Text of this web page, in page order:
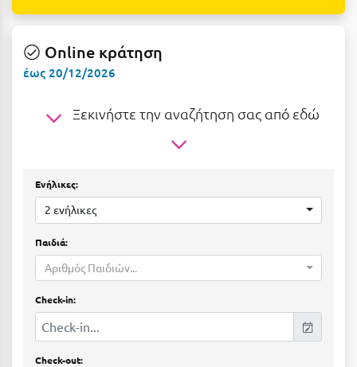
Ε
Ελάτη Αρκαδίας
Ελούντα Κρήτης
Ερμιόνη
Εύβοια
Ευρυτανία
Ζαγοροχώρια
Ζάκυνθος
Online κράτηση
έως 20/12/2026
Ξεκινήστε την αναζήτηση σας από εδώ
Ενήλικες:
2 ενήλικες
Παιδιά:
Αριθμός Παιδιών...
Check-in:
Check-out: